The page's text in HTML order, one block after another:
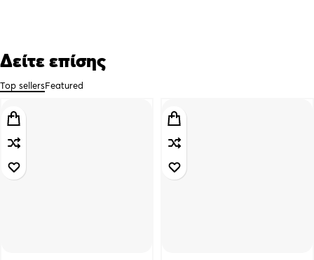
Δείτε επίσης
Top sellersFeatured